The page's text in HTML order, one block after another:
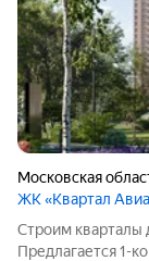
Московская
ЖК «Квартал
Строим кварталы
Предлагается 1-